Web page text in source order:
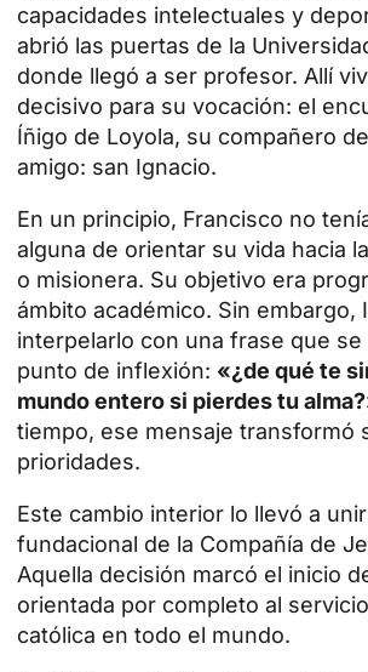
capacidades intelectuales y
abrió las puertas de la
donde llegó a ser profesor. Allí
decisivo para su vocación: el
Íñigo de Loyola, su compañero
amigo: san Ignacio.
En un principio, Francisco no
alguna de orientar su vida hacia la
o misionera. Su objetivo era
ámbito académico. Sin embargo,
interpelarlo con una frase que
punto de inflexión: «¿de qué te
mundo entero si pierdes tu
tiempo, ese mensaje transformó
prioridades.
Este cambio interior lo llevó a
fundacional de la Compañía de
Aquella decisión marcó el inicio
orientada por completo al
católica en todo el mundo.